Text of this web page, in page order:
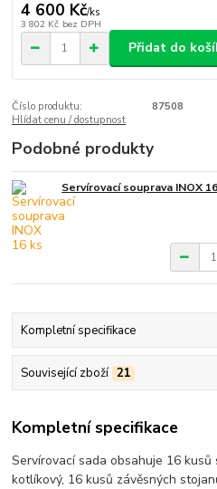
4 600 Kč/ks
3 802 Kč bez DPH
Přidat do
Číslo produktu:
87508
Hlídat cenu / dostupnost
Podobné produkty
Servírovací souprava INOX
Kompletní specifikace
Související zboží 21
Kompletní specifikace
Servírovací sada obsahuje 16
kotlíkový, 16 kusů závěsných